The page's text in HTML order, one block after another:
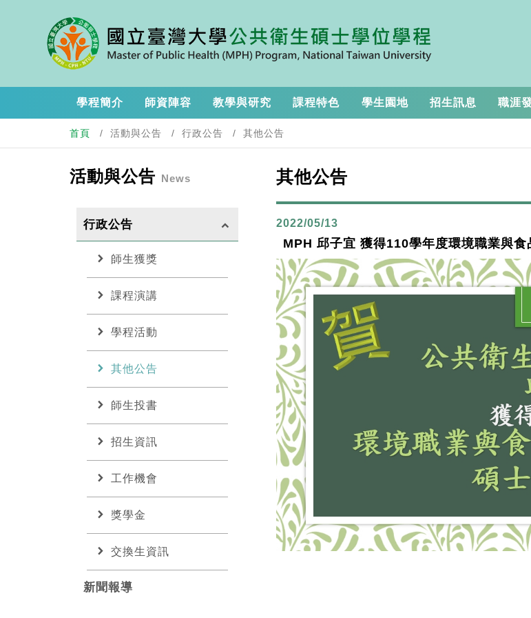
學程簡介 師資陣容 教學與研究 課程特色 學生園地 招生訊息 職涯
首頁 活動與公告 行政公告 其他公告
活動與公告 News
行政公告 keyboard_arrow_up
chevron_right 師生獲獎
chevron_right 課程演講
chevron_right 學程活動
chevron_right 其他公告
chevron_right 師生投書
chevron_right 招生資訊
chevron_right 工作機會
chevron_right 獎學金
chevron_right 交換生資訊
新聞報導
其他公告
2022/05/13
MPH 邱子宜 獲得110學年度環境職業與